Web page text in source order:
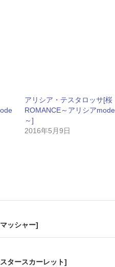
アリシア・テスタロッサ[桜
ROMANCE～アリシアmode
～]
2016年5月9日
ッシャー]
タースカーレット]